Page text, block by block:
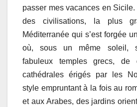
passer mes vacances en
des civilisations, la plus
Méditerranée qui s’est forgée
où, sous un même soleil,
fabuleux temples grecs, de
cathédrales érigés par les
style empruntant à la fois au
et aux Arabes, des jardins